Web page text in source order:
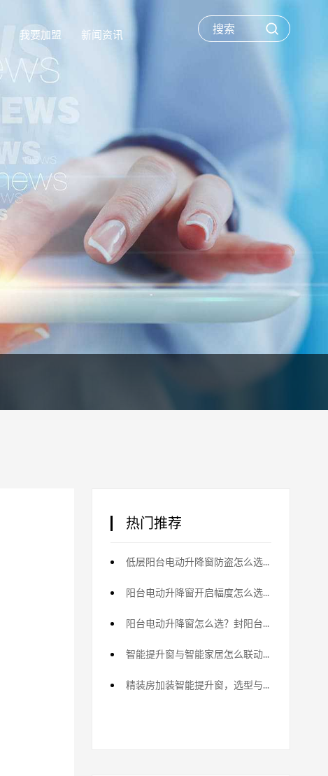
我要加盟 新闻资讯
热门推荐
低层阳台电动升降窗防盗怎么选？防护配置
阳台电动升降窗开启幅度怎么选？通风安全平衡
阳台电动升降窗怎么选？封阳台主流方案
智能提升窗与智能家居怎么联动？全屋集成
精装房加装智能提升窗，选型与施工要点